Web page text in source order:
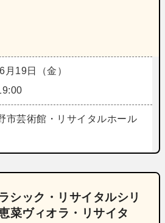
月19日（金）
市芸術館・リサイタルホール
シック・リサイタルシリ
菜ヴィオラ・リサイタ